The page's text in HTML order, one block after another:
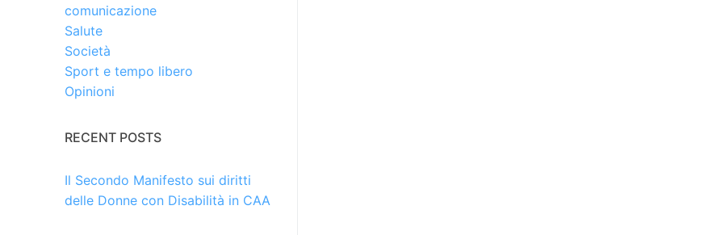
comunicazione
Salute
Società
Sport e tempo libero
Opinioni
RECENT POSTS
Il Secondo Manifesto sui diritti
delle Donne con Disabilità in CAA